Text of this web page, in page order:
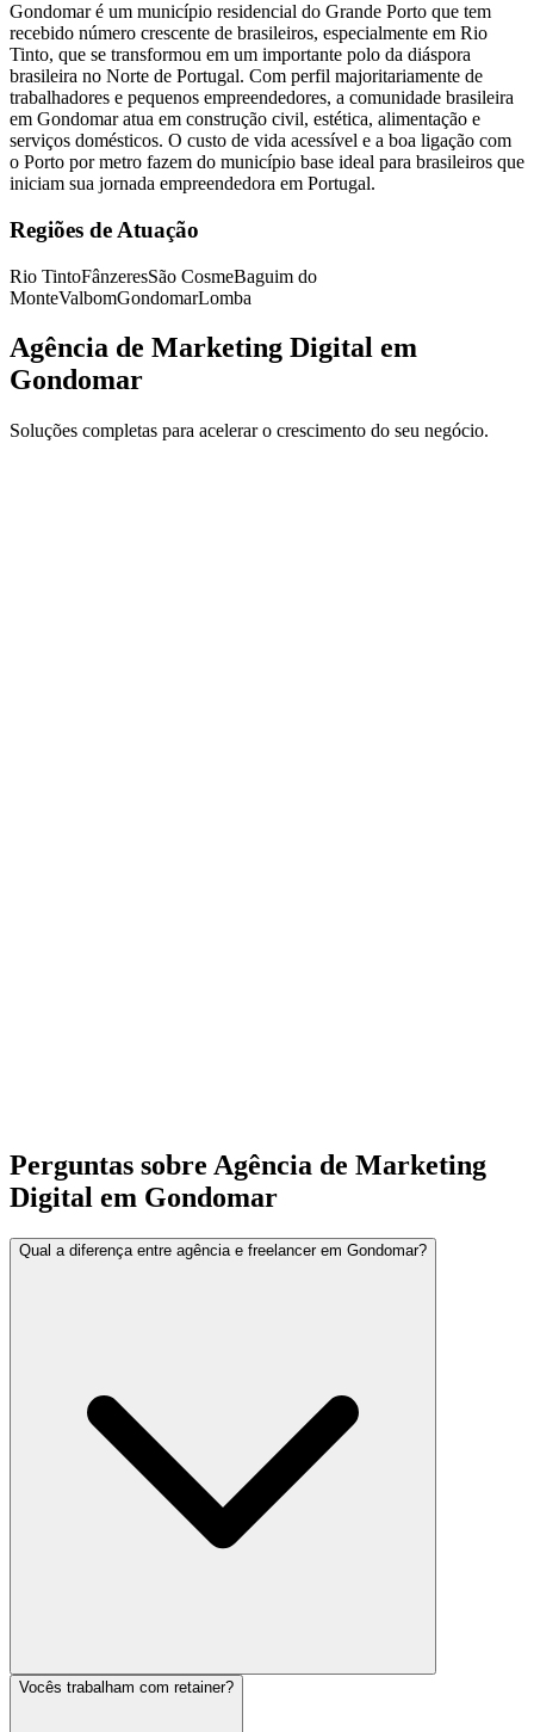
Gondomar é um município residencial do Grande Porto que tem
recebido número crescente de brasileiros, especialmente em Rio
Tinto, que se transformou em um importante polo da diáspora
brasileira no Norte de Portugal. Com perfil majoritariamente de
trabalhadores e pequenos empreendedores, a comunidade brasileira
em Gondomar atua em construção civil, estética, alimentação e
serviços domésticos. O custo de vida acessível e a boa ligação com
o Porto por metro fazem do município base ideal para brasileiros que
iniciam sua jornada empreendedora em Portugal.
Regiões de Atuação
Rio TintoFânzeresSão CosmeBaguim do
MonteValbomGondomarLomba
Agência de Marketing Digital em
Gondomar
Soluções completas para acelerar o crescimento do seu negócio.
Perguntas sobre Agência de Marketing
Digital em Gondomar
Qual a diferença entre agência e freelancer em Gondomar?
Vocês trabalham com retainer?